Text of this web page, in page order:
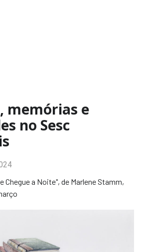
memórias e
no Sesc
Chegue a Noite", de Marlene Stamm,